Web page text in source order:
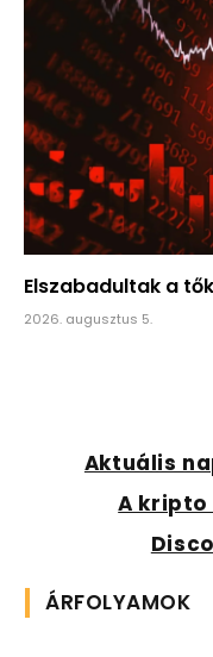
Elszabadultak a
2026. augusztus 5.
Aktuális
A
ÁRFOLYAMOK